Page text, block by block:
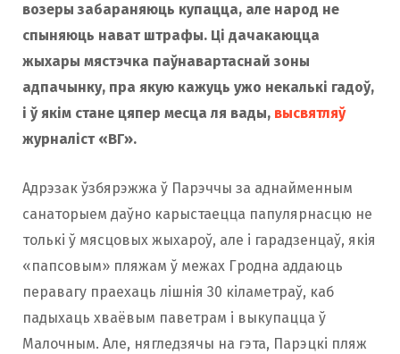
возеры забараняюць купацца, але народ не
спыняюць нават штрафы. Ці дачакаюцца
жыхары мястэчка паўнавартаснай зоны
адпачынку, пра якую кажуць ужо некалькі гадоў,
і ў якім стане цяпер месца ля вады, высвятляў
журналіст «ВГ».
Адрэзак ўзбярэжжа ў Парэччы за аднайменным
санаторыем даўно карыстаецца папулярнасцю не
толькі ў мясцовых жыхароў, але і гарадзенцаў, якія
«папсовым» пляжам ў межах Гродна аддаюць
перавагу праехаць лішнія 30 кіламетраў, каб
падыхаць хваёвым паветрам і выкупацца ў
Малочным. Але, нягледзячы на ​​гэта, Парэцкі пляж